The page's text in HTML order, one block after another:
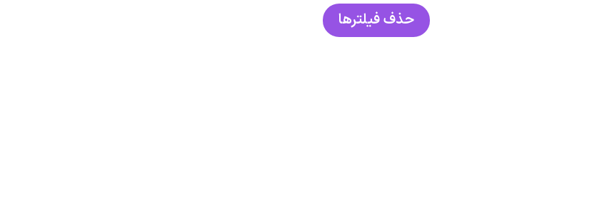
حذف فیلتر‌ها